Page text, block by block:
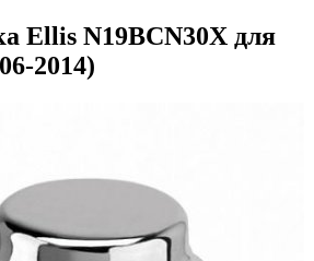
Ellis N19BCN30X для
2014)